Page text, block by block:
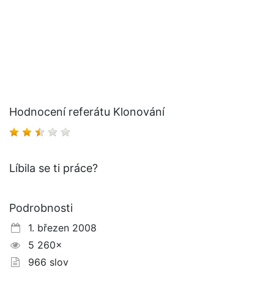
Hodnocení referátu Klonování
Líbila se ti práce?
Podrobnosti
1. březen 2008
5 260×
966 slov